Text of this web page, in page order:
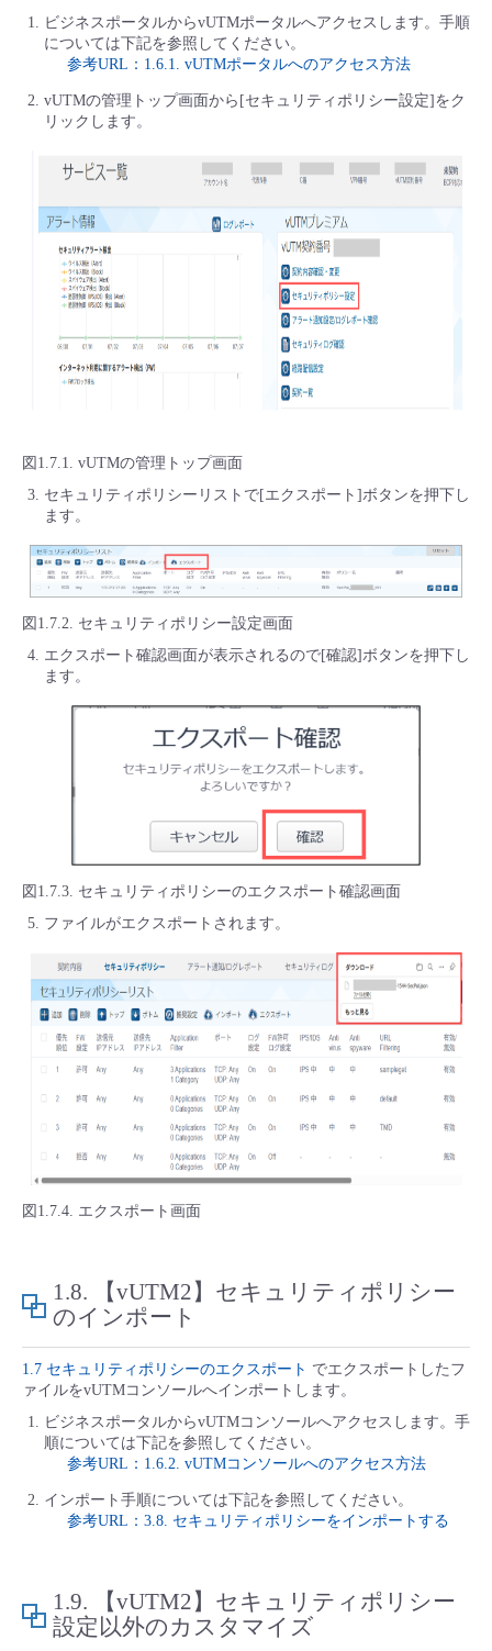
ビジネスポータルからvUTMポータルへアクセスします。手順
については下記を参照してください。
参考URL：1.6.1. vUTMポータルへのアクセス方法
vUTMの管理トップ画面から[セキュリティポリシー設定]をク
リックします。
図1.7.1. vUTMの管理トップ画面
セキュリティポリシーリストで[エクスポート]ボタンを押下し
ます。
図1.7.2. セキュリティポリシー設定画面
エクスポート確認画面が表示されるので[確認]ボタンを押下し
ます。
図1.7.3. セキュリティポリシーのエクスポート確認画面
ファイルがエクスポートされます。
図1.7.4. エクスポート画面
1.8.
【vUTM2】セキュリティポリシー
のインポート
1.7 セキュリティポリシーのエクスポート でエクスポートしたフ
ァイルをvUTMコンソールへインポートします。
ビジネスポータルからvUTMコンソールへアクセスします。手
順については下記を参照してください。
参考URL：1.6.2. vUTMコンソールへのアクセス方法
インポート手順については下記を参照してください。
参考URL：3.8. セキュリティポリシーをインポートする
1.9.
【vUTM2】セキュリティポリシー
設定以外のカスタマイズ